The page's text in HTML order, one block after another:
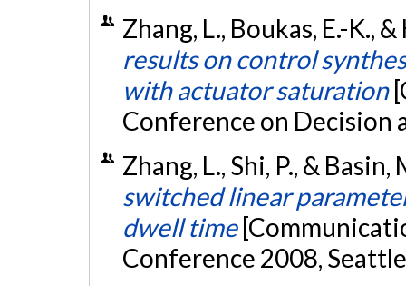
Zhang, L., Boukas, E.-K.,
results on control
with actuator saturation
Conference on Decision
Zhang, L., Shi, P., &
switched linear
dwell time
Conference 2008,